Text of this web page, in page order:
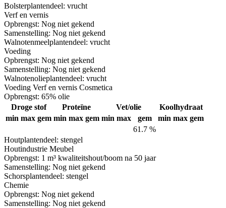
Bolsterplantendeel: vrucht
Verf en vernis
Opbrengst: Nog niet gekend
Samenstelling: Nog niet gekend
Walnotenmeelplantendeel: vrucht
Voeding
Opbrengst: Nog niet gekend
Samenstelling: Nog niet gekend
Walnotenolieplantendeel: vrucht
Voeding Verf en vernis Cosmetica
Opbrengst: 65% olie
Droge stof
Proteïne Vet/olie
Koolhydraat
min max gem min max gem min max gem min max gem
61.7 %
Houtplantendeel: stengel
Houtindustrie Meubel
Opbrengst: 1 m³ kwaliteitshout/boom na 50 jaar
Samenstelling: Nog niet gekend
Schorsplantendeel: stengel
Chemie
Opbrengst: Nog niet gekend
Samenstelling: Nog niet gekend